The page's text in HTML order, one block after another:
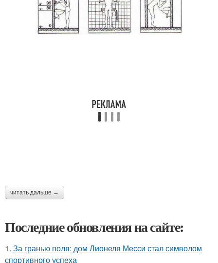
читать дальше →
Последние обновления на сайте:
1. За гранью поля: дом Лионеля Месси стал символом
спортивного успеха